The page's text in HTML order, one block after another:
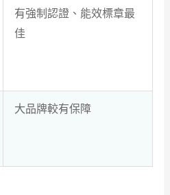
有強制認證、能效標章最
佳
大品牌較有保障